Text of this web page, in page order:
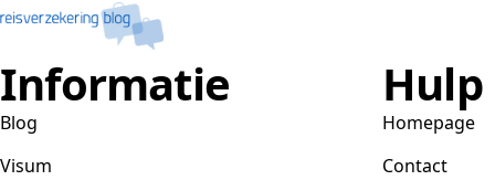
Informatie
Blog
Visum
Hulp
Homepage
Contact